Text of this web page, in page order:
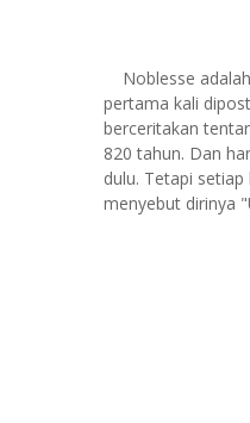
Noblesse
pertama kali
berceritakan
820 tahun. Dan
dulu. Tetapi
menyebut dirinya